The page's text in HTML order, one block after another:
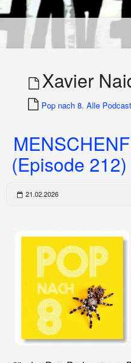
Xavier
Pop nach 8. Alle
(Episode 212)
21.02.2026